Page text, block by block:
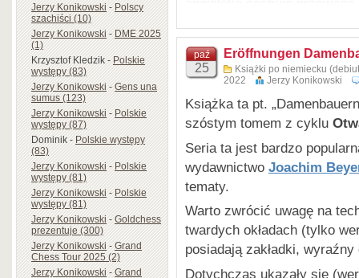
Jerzy Konikowski-Polscy
szachiści (10)
Jerzy Konikowski-DME 2025
(1)
Krzysztof Kledzik-Polskie
występy (83)
Jerzy Konikowski-Gens una
sumus (123)
Jerzy Konikowski-Polskie
występy (87)
Dominik-Polskie występy
(83)
Jerzy Konikowski-Polskie
występy (81)
Jerzy Konikowski-Polskie
występy (81)
Jerzy Konikowski-Goldchess
prezentuje (300)
Jerzy Konikowski-Grand
Chess Tour 2025 (2)
Jerzy Konikowski-Grand
Englische Eröffnung (partia
lesen – verstehen – spielen
Band 3 (twarda okładka)
190 stron
ISBN-978-3-95920-205-3
zachwala partię angielską
Jeżeli jednak pragnie się
przesunąć ciężar gry na tak
od partii angielskiej nie można
Najczęstsze odpowiedzi
1…Sf6 – najbardziej
przejście do innych
1…c5 – wariant
1…e5 – przejście doobrony
(czarne grają ruchy
paź
25
Eröffnungen
Książki po niemiecku
2022
Jerzy Konikowski
Książka ta pt.
szóstym tomem z cyklu
Seria ta jest bardzo
wydawnictwo Joachim
tematy.
Warto zwrócić uwagę na
twardych okładach (tylko
posiadają zakładki,
Dotychczas ukazały się